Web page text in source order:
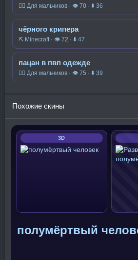
🧍‍♂️ Для мальчиков · 👁 70 · ⬇ 36
чёрного крипера
⛏️ Minecraft · 👁 72 · ⬇ 47
пацан в пвп одежде
🧍‍♂️ Для мальчиков · 👁 75 · ⬇ 39
Похожие скины
3D
полумёртвый